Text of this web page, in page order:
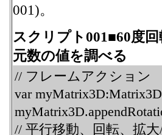
001)。
スクリプト001■60度
元数の値を調べる
// フレームアクション
var
// 平行移動、回転、拡